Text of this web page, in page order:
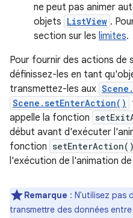
ne peut pas animer
objets ListView .
section sur les limites.
Pour fournir des actions de
définissez-les en tant
transmettez-les aux
Scene.setEnterAction()
appelle la fonction
début avant d'exécuter
fonction setEnterAction()
l'exécution de l'animation
Remarque : N'utilisez pas
transmettre des données